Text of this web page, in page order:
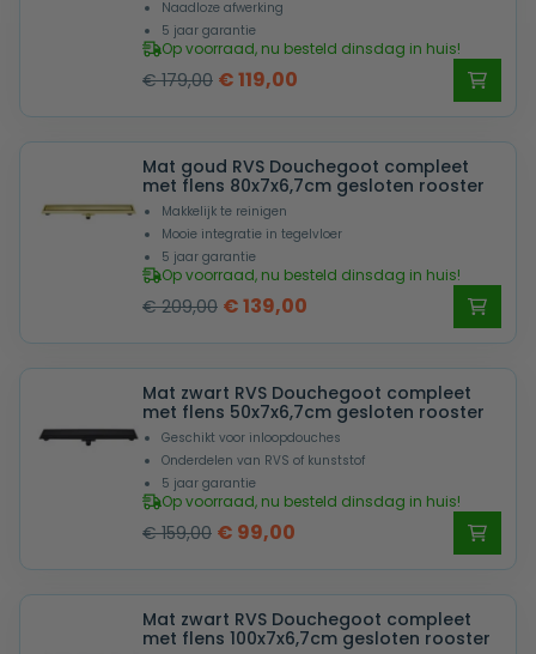
Naadloze afwerking
5 jaar garantie
Op voorraad, nu besteld dinsdag in huis!
€179,00 Oorspronkelijke
was:
€ 179,00.
€119,00
is:
€ 119,00.
Mat goud RVS Douchegoot compleet
met flens 80x7x6,7cm gesloten rooster
Makkelijk te reinigen
Mooie integratie in tegelvloer
5 jaar garantie
Op voorraad, nu besteld dinsdag in huis!
€209,00 Oorspronkelijke
was:
€ 209,00.
€139,00
is:
€ 139,00.
Mat zwart RVS Douchegoot compleet
met flens 50x7x6,7cm gesloten rooster
Geschikt voor inloopdouches
Onderdelen van RVS of kunststof
5 jaar garantie
Op voorraad, nu besteld dinsdag in huis!
€159,00 Oorspronkelijke
was:
€ 159,00.
€ 99,00
is:
€ 99,00.
Mat zwart RVS Douchegoot compleet
met flens 100x7x6,7cm gesloten rooster